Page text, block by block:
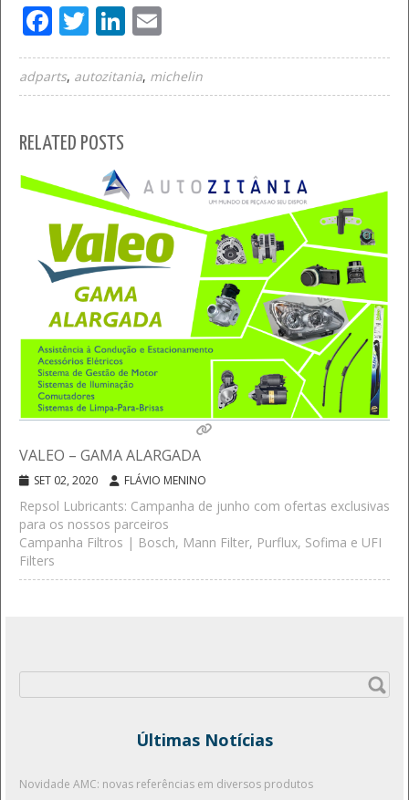
Facebook
TwitterLinkedIn
adparts autozitania michelin
RELATED POSTS
VALEO – GAMA ALARGADA
SET 02, 2020 FLÁVIO MENINO
Repsol Lubricants: Campanha de junho com ofertas exclusivas
para os nossos parceiros
Campanha Filtros | Bosch, Mann Filter, Purflux, Sofima e UFI
Filters
por:
Últimas Notícias
Novidade AMC: novas referências em diversos produtos